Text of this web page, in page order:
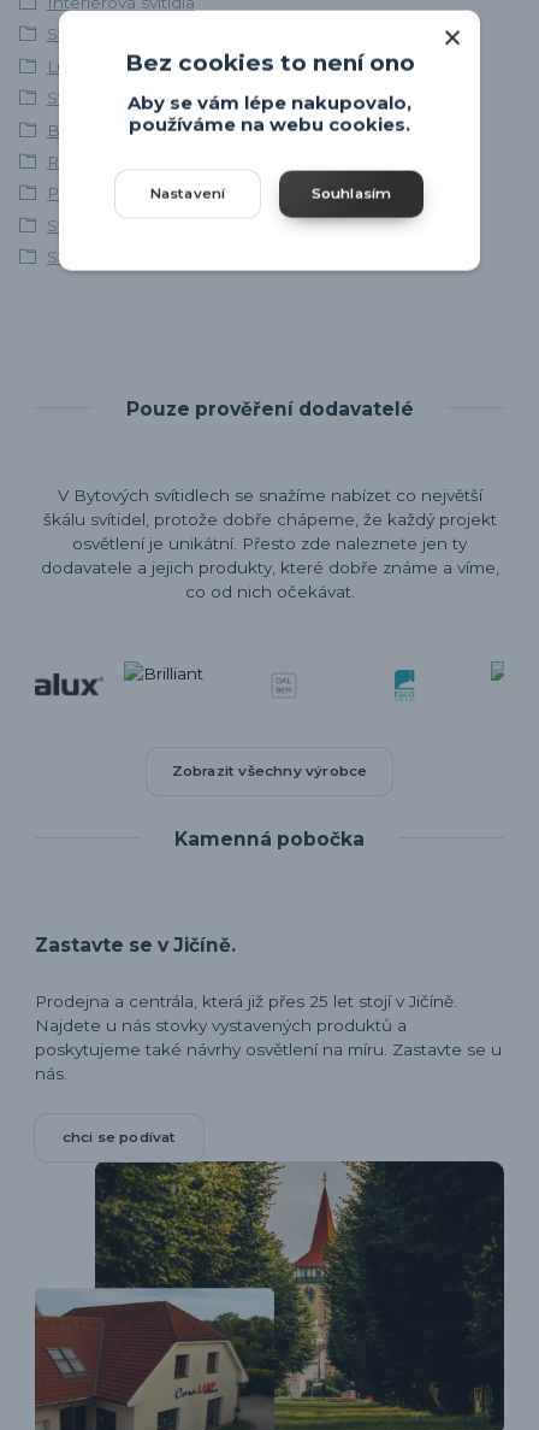
Svítidla skladem
Lustry a závěsná svítidla
Stropní svítidla
Bodovky, bodová svítidla
Rabalux
Přisazené stropní lustry
Stropní lustry
Stropní bodová svítidla
Pouze prověření dodavatelé
V Bytových svítidlech se snažíme nabízet co největší
škálu svítidel, protože dobře chápeme, že každý projekt
osvětlení je unikátní. Přesto zde naleznete jen ty
dodavatele a jejich produkty, které dobře známe a víme,
co od nich očekávat.
Zobrazit všechny výrobce
Kamenná pobočka
Zastavte se v Jičíně.
Prodejna a centrála, která již přes 25 let stojí v Jičíně.
Najdete u nás stovky vystavených produktů a
poskytujeme také návrhy osvětlení na míru. Zastavte se u
nás.
chci se podívat
Bez cookies to není ono
Aby se vám lépe nakupovalo,
používáme na webu cookies.
Nastavení Souhlasím